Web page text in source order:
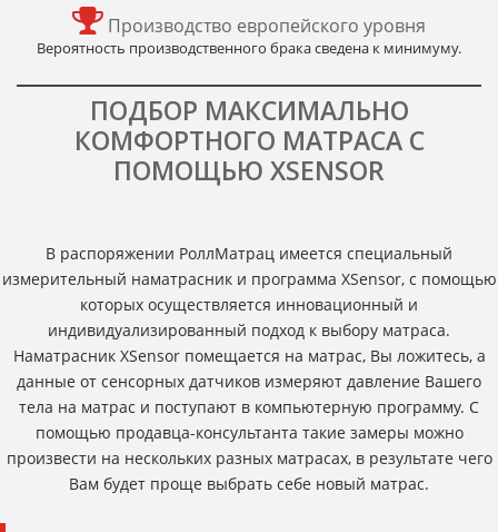
Производство европейского уровня
Вероятность производственного брака сведена к минимуму.
ПОДБОР МАКСИМАЛЬНО
КОМФОРТНОГО МАТРАСА С
ПОМОЩЬЮ XSENSOR
В распоряжении РоллМатрац имеется специальный
измерительный наматрасник и программа XSensor, с помощью
которых осуществляется инновационный и
индивидуализированный подход к выбору матраса.
Наматрасник XSensor помещается на матрас, Вы ложитесь, а
данные от сенсорных датчиков измеряют давление Вашего
тела на матрас и поступают в компьютерную программу. С
помощью продавца-консультанта такие замеры можно
произвести на нескольких разных матрасах, в результате чего
Вам будет проще выбрать себе новый матрас.